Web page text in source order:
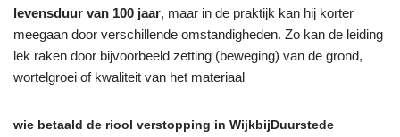
levensduur van 100 jaar, maar in de praktijk kan hij korter
meegaan door verschillende omstandigheden. Zo kan de leiding
lek raken door bijvoorbeeld zetting (beweging) van de grond,
wortelgroei of kwaliteit van het materiaal
wie betaald de riool verstopping in WijkbijDuurstede